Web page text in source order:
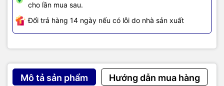
cho lần mua sau.
Đổi trả hàng 14 ngày nếu có lỗi do nhà sản xuất
Mô tả sản phẩm Hướng dẫn mua hàng